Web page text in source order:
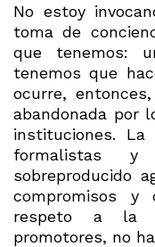
No estoy
toma de
que tenemos:
tenemos que
ocurre,
abandonada por
instituciones. La
formalistas y
sobreproducido
compromisos y
respeto a la
promotores, no